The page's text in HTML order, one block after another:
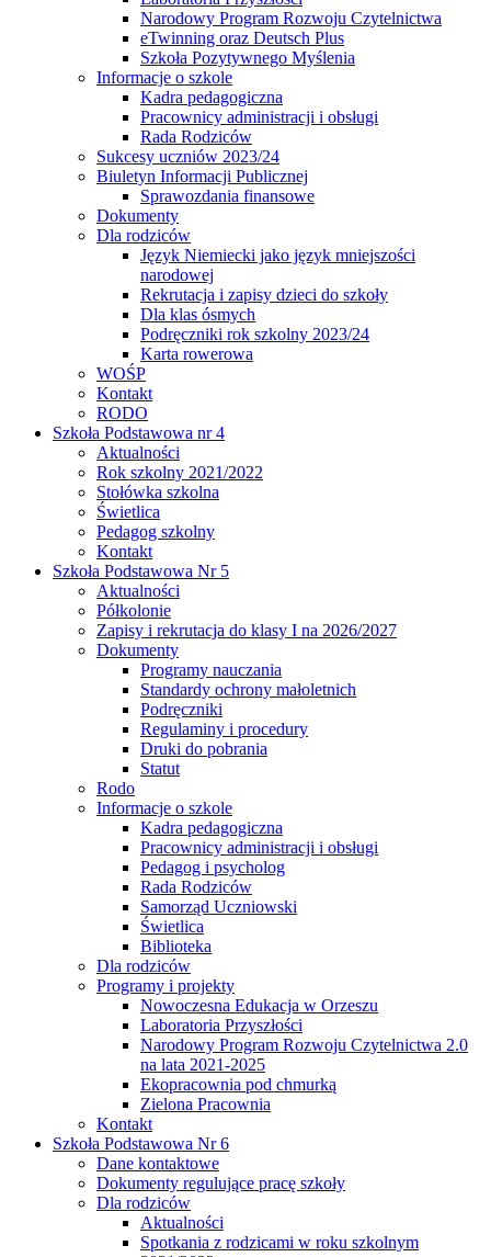
Narodowy Program Rozwoju Czytelnictwa
eTwinning oraz Deutsch Plus
Szkoła Pozytywnego Myślenia
Informacje o szkole
Kadra pedagogiczna
Pracownicy administracji i obsługi
Rada Rodziców
Sukcesy uczniów 2023/24
Biuletyn Informacji Publicznej
Sprawozdania finansowe
Dokumenty
Dla rodziców
Język Niemiecki jako język mniejszości
narodowej
Rekrutacja i zapisy dzieci do szkoły
Dla klas ósmych
Podręczniki rok szkolny 2023/24
Karta rowerowa
WOŚP
Kontakt
RODO
Szkoła Podstawowa nr 4
Aktualności
Rok szkolny 2021/2022
Stołówka szkolna
Świetlica
Pedagog szkolny
Kontakt
Szkoła Podstawowa Nr 5
Aktualności
Półkolonie
Zapisy i rekrutacja do klasy I na 2026/2027
Dokumenty
Programy nauczania
Standardy ochrony małoletnich
Podręczniki
Regulaminy i procedury
Druki do pobrania
Statut
Rodo
Informacje o szkole
Kadra pedagogiczna
Pracownicy administracji i obsługi
Pedagog i psycholog
Rada Rodziców
Samorząd Uczniowski
Świetlica
Biblioteka
Dla rodziców
Programy i projekty
Nowoczesna Edukacja w Orzeszu
Laboratoria Przyszłości
Narodowy Program Rozwoju Czytelnictwa 2.0
na lata 2021-2025
Ekopracownia pod chmurką
Zielona Pracownia
Kontakt
Szkoła Podstawowa Nr 6
Dane kontaktowe
Dokumenty regulujące pracę szkoły
Dla rodziców
Aktualności
Spotkania z rodzicami w roku szkolnym